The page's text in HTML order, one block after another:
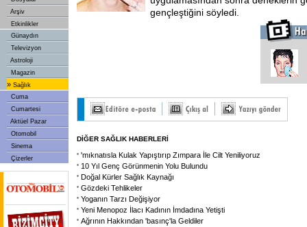
Arşiv
Etkinlikler
Günaydın
Televizyon
Astroloji
Magazin
» Sağlık
Cuma
Cumartesi
Aktüel Pazar
Otomobil
Sinema
Çizerler
gençleştiğini söyledi.
DİĞER SAĞLIK HABERLERİ
'mıknatısla Kulak Yapıştırıp Zımpara İle Cilt Yeniliyoruz
10 Yıl Genç Görünmenin Yolu Bulundu
Doğal Kürler Sağlık Kaynağı
Gözdeki Tehlikeler
Yoganın Tarzı Değişiyor
Yeni Menopoz İlacı Kadının İmdadına Yetişti
Ağrının Hakkından 'basınç'la Geldiler